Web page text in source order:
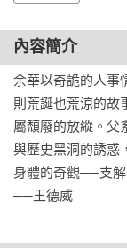
內容簡介
余華以奇詭的人事
則荒誕也荒涼的故
屬頹廢的放縱。父
與歷史黑洞的誘惑
身體的奇觀──支
──王德威